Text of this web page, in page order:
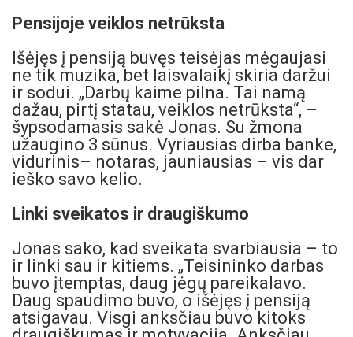
Pensijoje veiklos netrūksta
Išėjęs į pensiją buvęs teisėjas mėgaujasi
ne tik muzika, bet laisvalaikį skiria daržui
ir sodui. „Darbų kaime pilna. Tai namą
dažau, pirtį statau, veiklos netrūksta“, –
šypsodamasis sakė Jonas. Su žmona
užaugino 3 sūnus. Vyriausias dirba banke,
vidurinis– notaras, jauniausias – vis dar
ieško savo kelio.
Linki sveikatos ir draugiškumo
Jonas sako, kad sveikata svarbiausia – to
ir linki sau ir kitiems. „Teisininko darbas
buvo įtemptas, daug jėgų pareikalavo.
Daug spaudimo buvo, o išėjęs į pensiją
atsigavau. Visgi anksčiau buvo kitoks